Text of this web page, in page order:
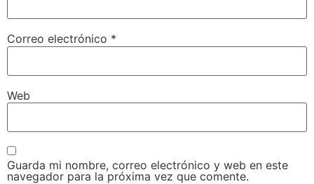
Correo electrónico *
Web
Guarda mi nombre, correo electrónico y web en este
navegador para la próxima vez que comente.